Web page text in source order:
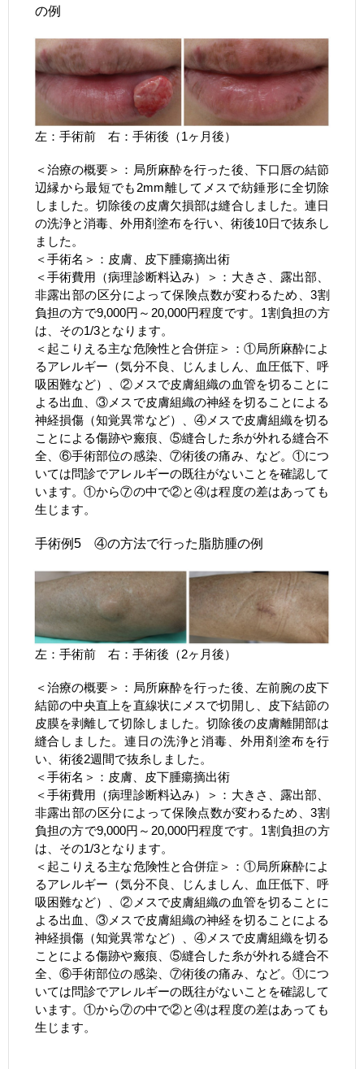
の例
左：手術前 右：手術後（1ヶ月後）
＜治療の概要＞：局所麻酔を行った後、下口唇の結節
辺縁から最短でも2mm離してメスで紡錘形に全切除
しました。切除後の皮膚欠損部は縫合しました。連日
の洗浄と消毒、外用剤塗布を行い、術後10日で抜糸し
ました。
＜手術名＞：皮膚、皮下腫瘍摘出術
＜手術費用（病理診断料込み）＞：大きさ、露出部、
非露出部の区分によって保険点数が変わるため、3割
負担の方で9,000円～20,000円程度です。1割負担の方
は、その1/3となります。
＜起こりえる主な危険性と合併症＞：①局所麻酔によ
るアレルギー（気分不良、じんましん、血圧低下、呼
吸困難など）、②メスで皮膚組織の血管を切ることに
よる出血、③メスで皮膚組織の神経を切ることによる
神経損傷（知覚異常など）、④メスで皮膚組織を切る
ことによる傷跡や瘢痕、⑤縫合した糸が外れる縫合不
全、⑥手術部位の感染、⑦術後の痛み、など。①につ
いては問診でアレルギーの既往がないことを確認して
います。①から⑦の中で②と④は程度の差はあっても
生じます。
手術例5 ④の方法で行った脂肪腫の例
左：手術前 右：手術後（2ヶ月後）
＜治療の概要＞：局所麻酔を行った後、左前腕の皮下
結節の中央直上を直線状にメスで切開し、皮下結節の
皮膜を剥離して切除しました。切除後の皮膚離開部は
縫合しました。連日の洗浄と消毒、外用剤塗布を行
い、術後2週間で抜糸しました。
＜手術名＞：皮膚、皮下腫瘍摘出術
＜手術費用（病理診断料込み）＞：大きさ、露出部、
非露出部の区分によって保険点数が変わるため、3割
負担の方で9,000円～20,000円程度です。1割負担の方
は、その1/3となります。
＜起こりえる主な危険性と合併症＞：①局所麻酔によ
るアレルギー（気分不良、じんましん、血圧低下、呼
吸困難など）、②メスで皮膚組織の血管を切ることに
よる出血、③メスで皮膚組織の神経を切ることによる
神経損傷（知覚異常など）、④メスで皮膚組織を切る
ことによる傷跡や瘢痕、⑤縫合した糸が外れる縫合不
全、⑥手術部位の感染、⑦術後の痛み、など。①につ
いては問診でアレルギーの既往がないことを確認して
います。①から⑦の中で②と④は程度の差はあっても
生じます。